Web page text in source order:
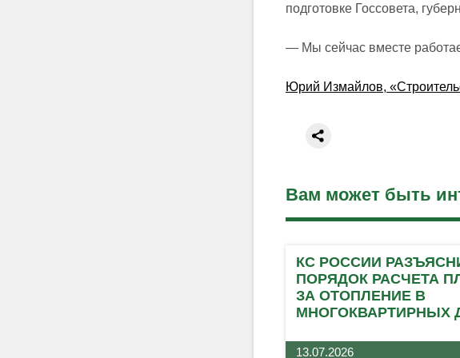
подготовке Госсовета,
— Мы сейчас вместе
Юрий Измайлов,
Вам может быть
КС РОССИИ
ПОРЯДОК РАСЧЕТА
ЗА ОТОПЛЕНИЕ В
МНОГОКВАРТИРНЫХ
13.07.2026